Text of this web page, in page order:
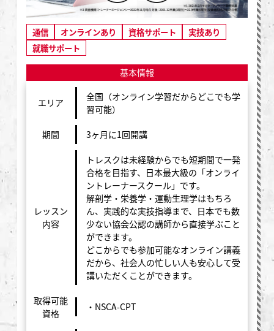
通信 オンラインあり 資格サポート
実技あり
就職サポート
基本情報
エリア
全国（オンライン学習だからどこでも学
習可能）
期間 3ヶ月に1回開講
レッスン
内容
トレスクは未経験からでも短期間で一発
合格を目指す、日本最大級の「オンライ
ントレーナースクール」です。
解剖学・栄養学・運動生理学はもちろ
ん、実践的な実技指導まで、日本でも数
少ない協会公認の講師から直接学ぶこと
ができます。
どこからでも参加可能なオンライン講義
だから、社会人の忙しい人も安心して受
講いただくことができます。
取得可能
資格
・NSCA-CPT